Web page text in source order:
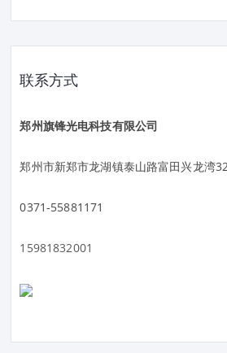
联系方式
郑州旗锋光电科技有限公司
郑州市新郑市龙湖镇泰山路富田兴龙湾
0371-55881171
15981832001